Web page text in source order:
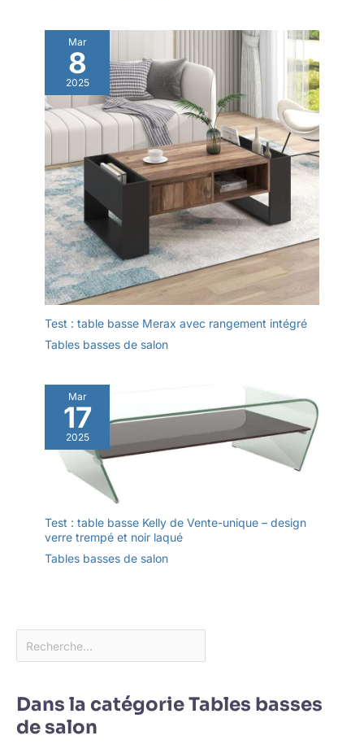
Mar
8
2025
Test : table basse Merax avec rangement intégré
Tables basses de salon
Mar
17
2025
Test : table basse Kelly de Vente-unique – design
verre trempé et noir laqué
Tables basses de salon
Dans la catégorie Tables basses
de salon